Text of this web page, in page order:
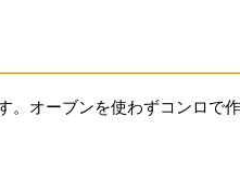
。オーブンを使わずコンロで